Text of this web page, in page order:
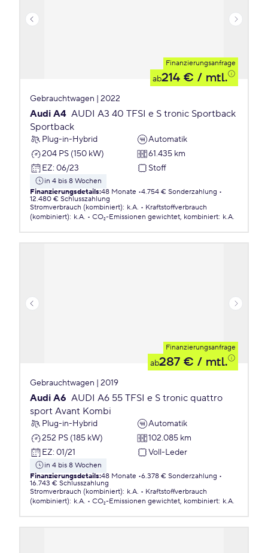
Finanzierungsanfrage
ab214 € / mtl.
Gebrauchtwagen | 2022
Audi A4 AUDI A3 40 TFSI e S tronic Sportback
Sportback
Plug-in-Hybrid
Automatik
204 PS (150 kW)
61.435 km
EZ: 06/23 Stoff
in 4 bis 8 Wochen
Finanzierungsdetails:48 Monate 4.754 € Sonderzahlung
12.480 € Schlusszahlung
Stromverbrauch (kombiniert): k.A.
Kraftstoffverbrauch
(kombiniert): k.A. CO₂-Emissionen gewichtet, kombiniert: k.A.
Finanzierungsanfrage
ab287 € / mtl.
Gebrauchtwagen | 2019
Audi A6 AUDI A6 55 TFSI e S tronic quattro
sport Avant Kombi
Plug-in-Hybrid
Automatik
252 PS (185 kW)
102.085 km
EZ: 01/21 Voll-Leder
in 4 bis 8 Wochen
Finanzierungsdetails:48 Monate 6.378 € Sonderzahlung
16.743 € Schlusszahlung
Stromverbrauch (kombiniert): k.A.
Kraftstoffverbrauch
(kombiniert): k.A. CO₂-Emissionen gewichtet, kombiniert: k.A.